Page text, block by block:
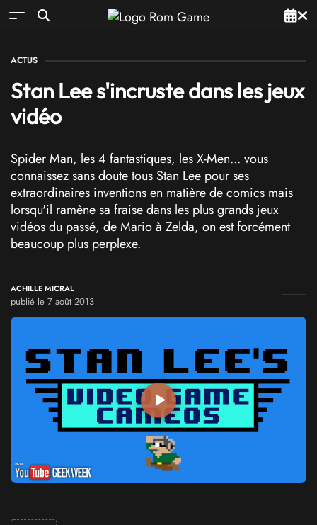
ACTUS
Stan Lee s'incruste dans les jeux
vidéo
Spider Man, les 4 fantastiques, les X-Men... vous
connaissez sans doute tous Stan Lee pour ses
extraordinaires inventions en matière de comics mais
lorsqu'il ramène sa fraise dans les plus grands jeux
vidéos du passé, de Mario à Zelda, on est forcément
beaucoup plus perplexe.
ACHILLE MICRAL
publié le 7 août 2013